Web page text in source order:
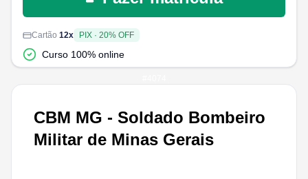
CBM MG - Soldado Bombeiro
Militar de Minas Gerais
Cartão 12x PIX · 20% OFF
Curso 100% online